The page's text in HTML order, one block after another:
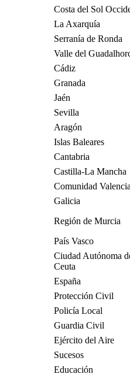
Costa del Sol
La Axarquía
Serranía de Ronda
Valle del
Cádiz
Granada
Jaén
Sevilla
Aragón
Islas Baleares
Cantabria
Castilla-La Mancha
Comunidad
Galicia
Región de Murcia
País Vasco
Ciudad Autónoma
Ceuta
España
Protección Civil
Policía Local
Guardia Civil
Ejército del Aire
Sucesos
Educación